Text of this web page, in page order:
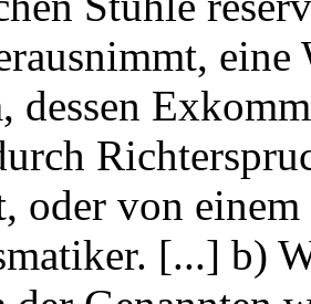
dessen
oder von
[...] b)